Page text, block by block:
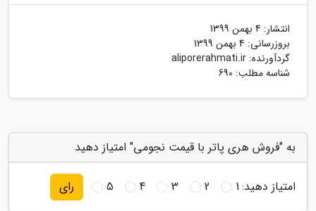
انتشار: 4 بهمن 1399
بروزرسانی: 4 بهمن 1399
گردآورنده: aliporerahmati.ir
شناسه مطلب: 690
به "فروش هری پاتر با قیمت نجومی" امتیاز دهید
امتیاز دهید:1
2
3
4
5 رای